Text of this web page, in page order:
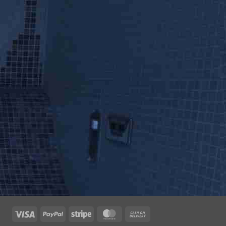
Visa PayPal Stripe MasterCard